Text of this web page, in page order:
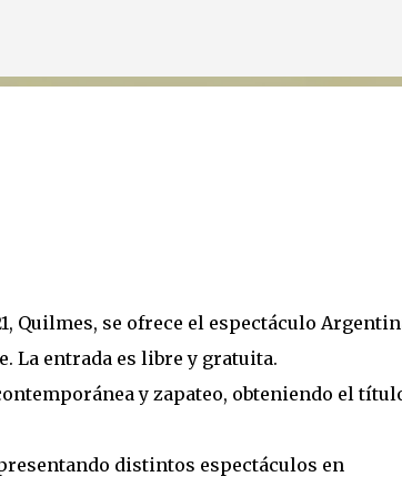
Quilmes, se ofrece el espectáculo
La entrada es libre y gratuita.
y zapateo, obteniendo el
distintos espectáculos en